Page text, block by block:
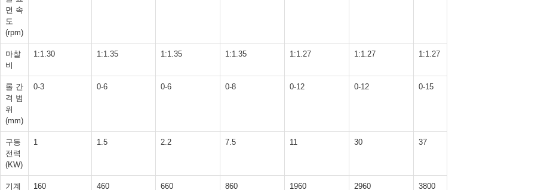
면 속
도
(rpm)
마찰
비
1:1.30 1:1.35 1:1.35 1:1.35 1:1.27 1:1.27 1:1.27
롤 간
격 범
위
(mm)
0-3 0-6 0-6 0-8 0-12 0-12 0-15
구동
전력
(KW)
1 1.5 2.2 7.5 11 30 37
기계
160 460 660 860 1960 2960 3800